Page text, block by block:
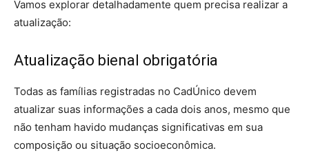
Vamos explorar detalhadamente quem precisa realizar a
atualização:
Atualização bienal obrigatória
Todas as famílias registradas no CadÚnico devem
atualizar suas informações a cada dois anos, mesmo que
não tenham havido mudanças significativas em sua
composição ou situação socioeconômica.